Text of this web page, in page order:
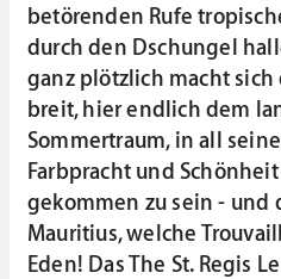
betörenden Rufe
durch den Dschungel
ganz plötzlich macht sich
breit, hier endlich dem
Sommertraum, in all
Farbpracht und
gekommen zu sein - und
Mauritius, welche
Eden! Das The St. Regis